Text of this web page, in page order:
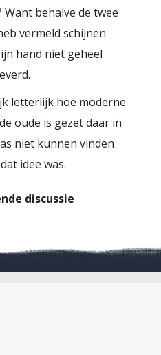
Want behalve de twee
vermeld schijnen
hand niet geheel
letterlijk hoe moderne
oude is gezet daar in
niet kunnen vinden
idee was.
discussie